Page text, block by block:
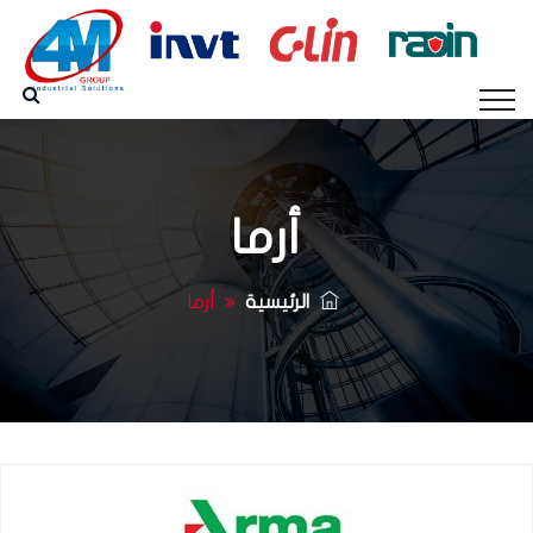
أرما
الرئيسية أرما